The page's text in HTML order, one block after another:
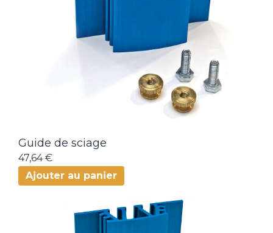
Guide de sciage
47,64 €
Ajouter au panier